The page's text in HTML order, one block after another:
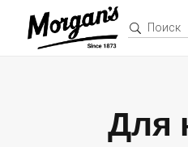
Поиск:
Для